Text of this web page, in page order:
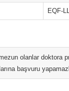
EQF-
olanlar doktora
başvuru